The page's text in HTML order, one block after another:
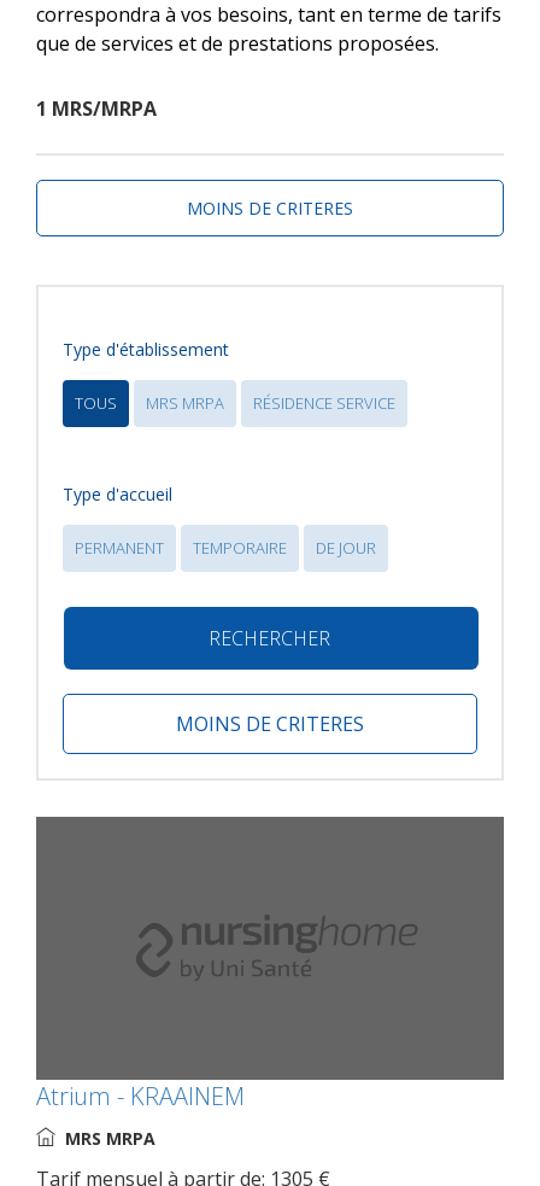
correspondra à vos besoins, tant en terme de tarifs
que de services et de prestations proposées.
1 MRS/MRPA
MOINS DE CRITERES
Type d'établissement
TOUS MRS MRPA RÉSIDENCE SERVICE
Type d'accueil
PERMANENT TEMPORAIRE DE JOUR
RECHERCHER
MOINS DE CRITERES
Atrium - KRAAINEM
MRS MRPA
Tarif mensuel à partir de: 1305 €